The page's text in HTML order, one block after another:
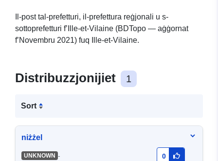
Dirett tas-Sett ta’ Data
(WFS): Il-post tal-
reġjonali u s-
sottoprefetturi f’Ille-et-
Vilaine
Il-post tal-prefetturi, il-prefettura reġjonali u s-
sottoprefetturi f’Ille-et-Vilaine (BDTopo — aġġornat
f’Novembru 2021) fuq Ille-et-Vilaine.
Distribuzzjonijiet 1
Sort
niżżel
UNKNOWN - 0